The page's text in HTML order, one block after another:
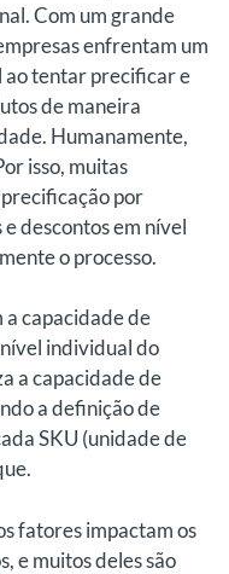
Com um grande
enfrentam um
tentar precificar e
de maneira
Humanamente,
isso, muitas
por
descontos em nível
o processo.
a capacidade de
individual do
a capacidade de
a definição de
SKU (unidade de
fatores impactam os
e muitos deles são